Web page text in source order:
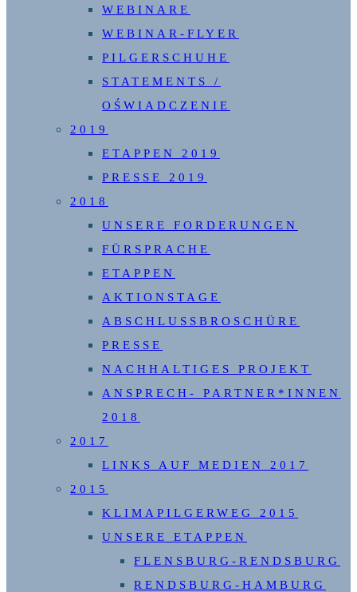
WEBINARE
WEBINAR-FLYER
PILGERSCHUHE
STATEMENTS /
OŚWIADCZENIE
2019
ETAPPEN 2019
PRESSE 2019
2018
UNSERE FORDERUNGEN
FÜRSPRACHE
ETAPPEN
AKTIONSTAGE
ABSCHLUSSBROSCHÜRE
PRESSE
NACHHALTIGES PROJEKT
ANSPRECH- PARTNER*INNEN
2018
2017
LINKS AUF MEDIEN 2017
2015
KLIMAPILGERWEG 2015
UNSERE ETAPPEN
FLENSBURG-RENDSBURG
RENDSBURG-HAMBURG